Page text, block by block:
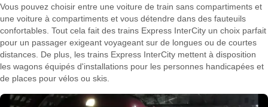
Vous pouvez choisir entre une voiture de train sans compartiments et
une voiture à compartiments et vous détendre dans des fauteuils
confortables. Tout cela fait des trains Express InterCity un choix parfait
pour un passager exigeant voyageant sur de longues ou de courtes
distances. De plus, les trains Express InterCity mettent à disposition
les wagons équipés d'installations pour les personnes handicapées et
de places pour vélos ou skis.